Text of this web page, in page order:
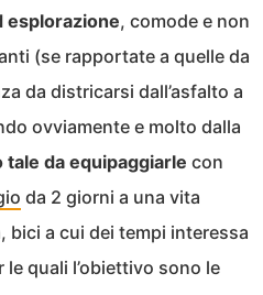
esplorazione, comode e non
(se rapportate a quelle da
da districarsi dall’asfalto a
ovviamente e molto dalla
da equipaggiarle con
da 2 giorni a una vita
bici a cui dei tempi interessa
quali l’obiettivo sono le